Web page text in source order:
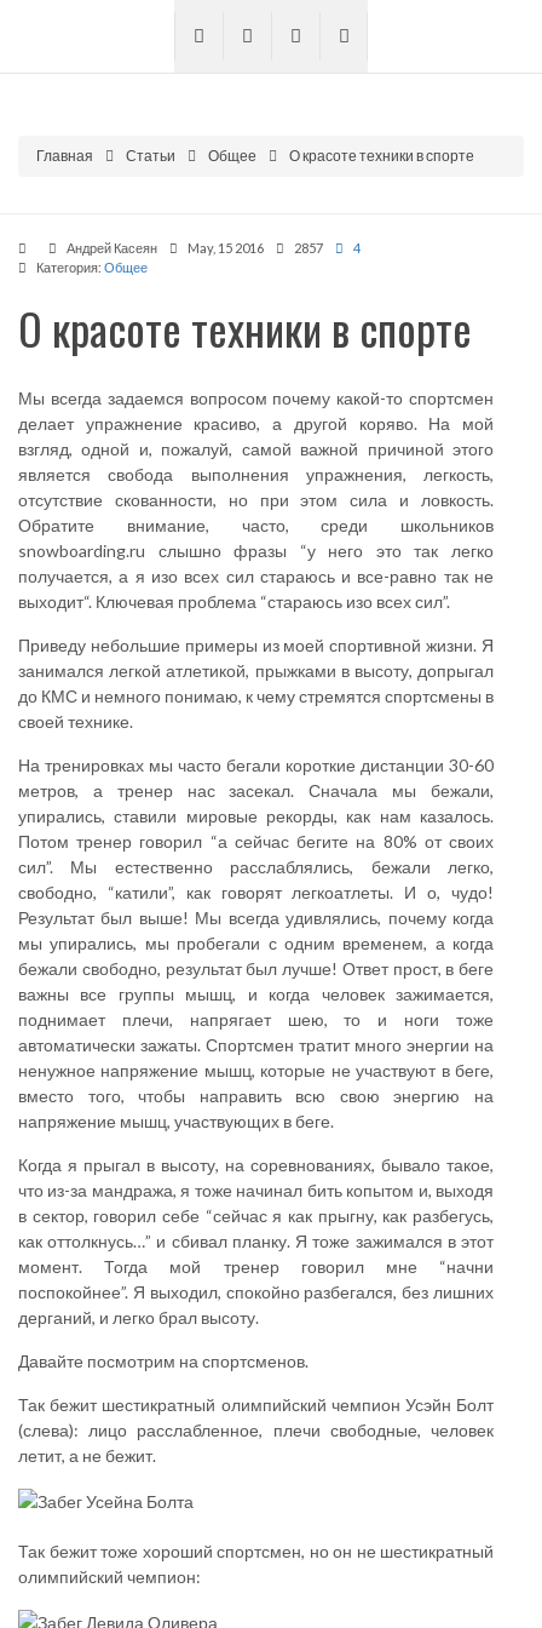
Главная Статьи Общее О красоте техники в спорте
Андрей Касеян May, 15 2016 2857
4
Категория: Общее
О красоте техники в спорте
Мы всегда задаемся вопросом почему какой-то спортсмен
делает упражнение красиво, а другой коряво. На мой
взгляд, одной и, пожалуй, самой важной причиной этого
является свобода выполнения упражнения, легкость,
отсутствие скованности, но при этом сила и ловкость.
Обратите внимание, часто, среди школьников
snowboarding.ru слышно фразы “у него это так легко
получается, а я изо всех сил стараюсь и все-равно так не
выходит“. Ключевая проблема “стараюсь изо всех сил”.
Приведу небольшие примеры из моей спортивной жизни. Я
занимался легкой атлетикой, прыжками в высоту, допрыгал
до КМС и немного понимаю, к чему стремятся спортсмены в
своей технике.
На тренировках мы часто бегали короткие дистанции 30-60
метров, а тренер нас засекал. Сначала мы бежали,
упирались, ставили мировые рекорды, как нам казалось.
Потом тренер говорил “а сейчас бегите на 80% от своих
сил”. Мы естественно расслаблялись, бежали легко,
свободно, “катили”, как говорят легкоатлеты. И о, чудо!
Результат был выше! Мы всегда удивлялись, почему когда
мы упирались, мы пробегали с одним временем, а когда
бежали свободно, результат был лучше! Ответ прост, в беге
важны все группы мышц, и когда человек зажимается,
поднимает плечи, напрягает шею, то и ноги тоже
автоматически зажаты. Спортсмен тратит много энергии на
ненужное напряжение мышц, которые не участвуют в беге,
вместо того, чтобы направить всю свою энергию на
напряжение мышц, участвующих в беге.
Когда я прыгал в высоту, на соревнованиях, бывало такое,
что из-за мандража, я тоже начинал бить копытом и, выходя
в сектор, говорил себе “сейчас я как прыгну, как разбегусь,
как оттолкнусь…” и сбивал планку. Я тоже зажимался в этот
момент. Тогда мой тренер говорил мне “начни
поспокойнее”. Я выходил, спокойно разбегался, без лишних
дерганий, и легко брал высоту.
Давайте посмотрим на спортсменов.
Так бежит шестикратный олимпийский чемпион Усэйн Болт
(слева): лицо расслабленное, плечи свободные, человек
летит, а не бежит.
Так бежит тоже хороший спортсмен, но он не шестикратный
олимпийский чемпион: